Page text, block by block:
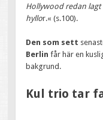
Hollywood redan
hyllor.« (s.100).
Den som sett
Berlin får här en
bakgrund.
Kul trio tar